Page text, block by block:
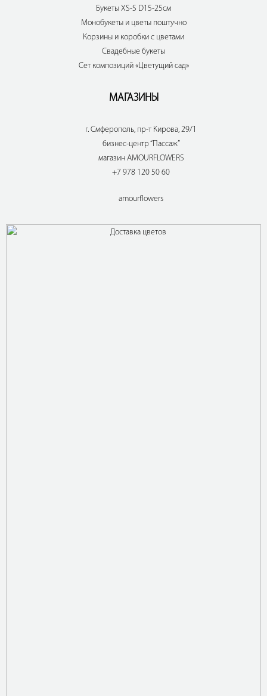
Букеты XS-S D15-25см
Монобукеты и цветы поштучно
Корзины и коробки с цветами
Свадебные букеты
Сет композиций «Цветущий сад»
МАГАЗИНЫ
г. Смферополь, пр-т Кирова, 29/1
бизнес-центр “Пассаж”
магазин AMOURFLOWERS
+7 978 120 50 60
amourflowers